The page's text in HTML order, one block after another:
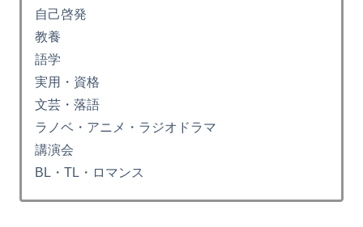
自己啓発
教養
語学
実用・資格
文芸・落語
ラノベ・アニメ・ラジオドラマ
講演会
BL・TL・ロマンス